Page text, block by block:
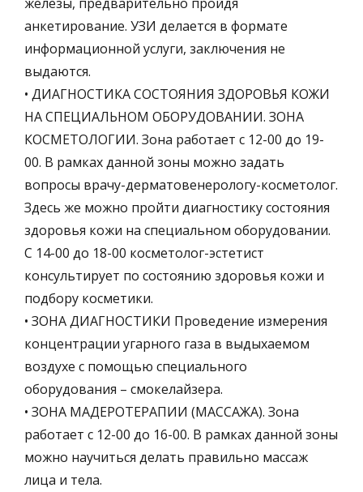
анкетирование. УЗИ делается в формате
информационной услуги, заключения не
выдаются.
• ДИАГНОСТИКА СОСТОЯНИЯ ЗДОРОВЬЯ КОЖИ
НА СПЕЦИАЛЬНОМ ОБОРУДОВАНИИ. ЗОНА
КОСМЕТОЛОГИИ. Зона работает с 12-00 до 19-
00. В рамках данной зоны можно задать
вопросы врачу-дерматовенерологу-косметолог.
Здесь же можно пройти диагностику состояния
здоровья кожи на специальном оборудовании.
С 14-00 до 18-00 косметолог-эстетист
консультирует по состоянию здоровья кожи и
подбору косметики.
• ЗОНА ДИАГНОСТИКИ Проведение измерения
концентрации угарного газа в выдыхаемом
воздухе с помощью специального
оборудования – смокелайзера.
• ЗОНА МАДЕРОТЕРАПИИ (МАССАЖА). Зона
работает с 12-00 до 16-00. В рамках данной зоны
можно научиться делать правильно массаж
лица и тела.